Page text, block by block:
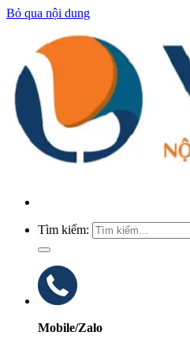
Bỏ qua nội dung
Tìm kiếm:
Mobile/Zalo